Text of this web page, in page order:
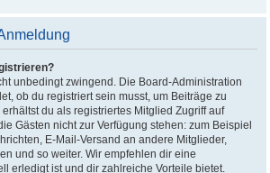
unbedingt zwingend. Die Board-Administration
ob du registriert sein musst, um Beiträge zu
du als registriertes Mitglied Zugriff auf
Gästen nicht zur Verfügung stehen: zum Beispiel
E-Mail-Versand an andere Mitglieder,
und so weiter. Wir empfehlen dir eine
erledigt ist und dir zahlreiche Vorteile bietet.